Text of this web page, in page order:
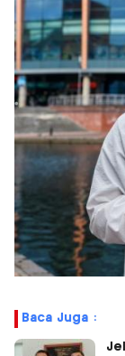
Baca Juga :